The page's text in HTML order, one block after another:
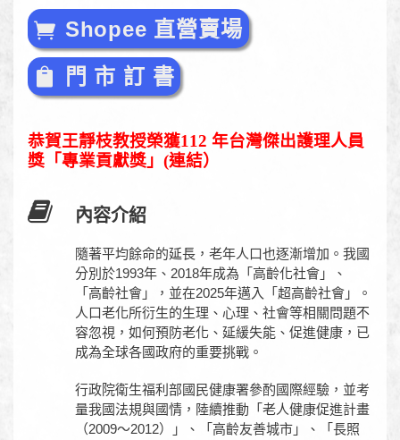
Shopee 直營賣場
門 市 訂 書
恭賀王靜枝教授榮獲112 年台灣傑出護理人員
獎「專業貢獻獎」(連結）
內容介紹
隨著平均餘命的延長，老年人口也逐漸增加。我國
分別於1993年、2018年成為「高齡化社會」、
「高齡社會」，並在2025年邁入「超高齡社會」。
人口老化所衍生的生理、心理、社會等相關問題不
容忽視，如何預防老化、延緩失能、促進健康，已
成為全球各國政府的重要挑戰。
行政院衛生福利部國民健康署參酌國際經驗，並考
量我國法規與國情，陸續推動「老人健康促進計畫
（2009～2012）」、「高齡友善城市」、「長照